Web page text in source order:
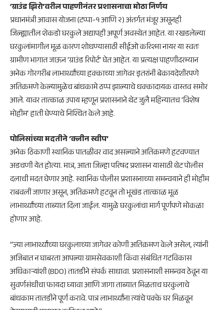
​’ग्राउंड झिरो’वरील पाहणीनंतर प्रशासनाचा मोठा निर्णय
​प्रधानमंत्री आवास योजना (टप्पा-१ आणि २) अंतर्गत मंजूर असूनही
जिल्ह्यातील शेकडो घरकुले अद्यापही अपूर्ण अवस्थेत आहेत. या रखडलेल्या
घरकुलांमागील मूळ कारण शोधण्यासाठी सीईओ करिश्मा नायर या स्वतः
ग्रामीण भागात जाऊन ‘ग्राउंड रिपोर्ट’ घेत आहेत. या प्रत्यक्ष पाहणीदरम्यान
अनेक गोरगरीब लाभार्थ्यांच्या हक्काच्या जागेवर इतरांनी बेकायदेशीरपणे
अतिक्रमणे केल्यामुळेच बांधकामे ठप्प झाल्याचे धक्कादायक वास्तव समोर
आले. यावर तात्काळ उपाय म्हणून प्रशासनाने थेट जुलै महिन्यातच ‘विशेष
मोहीम’ हाती घेण्याचे निश्चित केले आहे.
​पोलिसांच्या मदतीने ‘क्लीन स्वीप’
​अनेक ठिकाणी स्थानिक पातळीवर वाद असल्याने अतिक्रमणे हटवण्यात
अडचणी येत होत्या. मात्र, आता जिल्हा परिषद प्रशासन यासाठी थेट पोलीस
दलाची मदत घेणार आहे. स्थानिक पोलीस प्रशासनाच्या समन्वयाने ही मोहीम
राबवली जाणार असून, अतिक्रमणे हटवून तो भूखंड तात्काळ मूळ
लाभार्थ्यांच्या ताब्यात दिला जाईल. यामुळे घरकुलांचा मार्ग पूर्णपणे मोकळा
होणार आहे.
“ज्या लाभार्थ्यांच्या घरकुलाच्या जागेवर कोणी अतिक्रमण केले असेल, त्यांनी
अजिबात न घाबरता आपल्या ग्रामसेवकाशी किंवा संबंधित गटविकास
अधिकाऱ्यांशी (BDO) तातडीने संपर्क साधावा. प्रशासनाशी समन्वय ठेवून या
सुवर्णसंधीचा फायदा घ्यावा आणि जागा ताब्यात मिळताच घरकुलाचे
बांधकाम तातडीने पूर्ण करावे. पात्र लाभार्थ्यांना त्यांचे पक्के घर मिळवून